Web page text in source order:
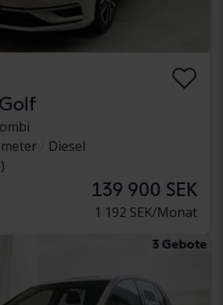
Diesel
139 900 SEK
1 192 SEK/Monat
3 Gebote